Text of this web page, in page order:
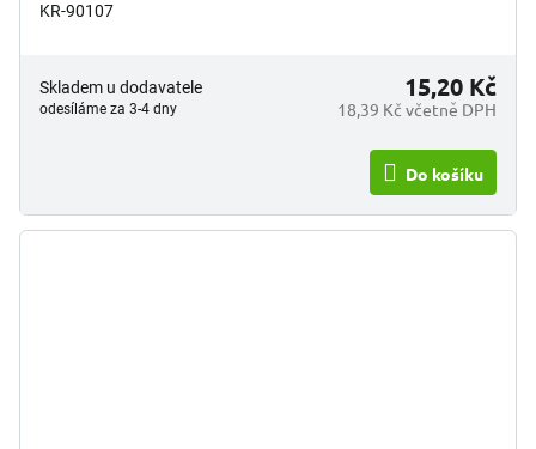
KR-90107
Skladem u dodavatele
odesíláme za 3-4 dny 18,39 Kč včetně DPH
15,20 Kč
Do košíku